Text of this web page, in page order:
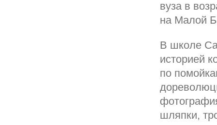
вуза в
на Малой
В школе
историей
по
шляпки,